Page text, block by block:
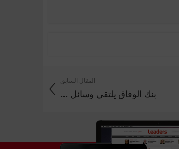
المقال السابق
بنك الوفاق يلتقي وسائل ...